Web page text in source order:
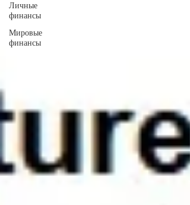
Личные
финансы
Мировые
финансы